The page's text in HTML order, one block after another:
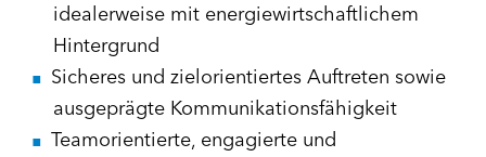
idealerweise mit energiewirtschaftlichem
Hintergrund
Sicheres und zielorientiertes Auftreten sowie
ausgeprägte Kommunikationsfähigkeit
Teamorientierte, engagierte und